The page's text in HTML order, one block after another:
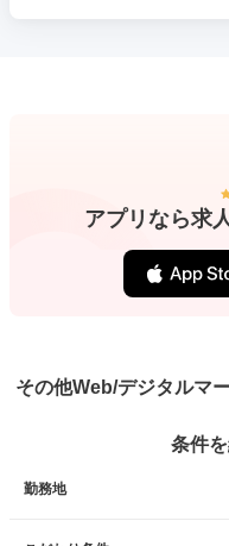
アプリなら求
その他Web/デジタルマ
条件
勤務地